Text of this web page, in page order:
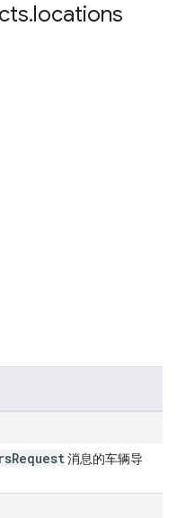
.locations
Request消息的车辆导